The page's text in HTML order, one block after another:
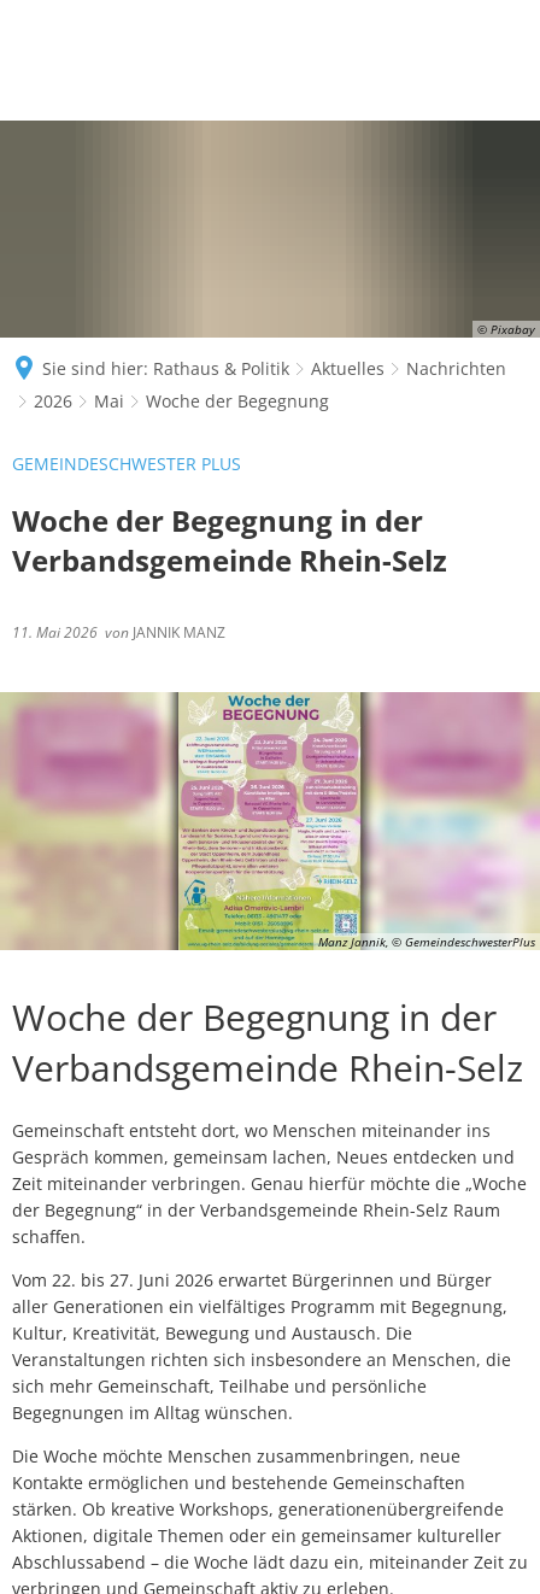
© Pixabay
Sie sind hier: Rathaus & Politik Aktuelles
Nachrichten
2026
Mai Woche der Begegnung
GEMEINDESCHWESTER PLUS
Woche der Begegnung in der
Verbandsgemeinde Rhein-Selz
11. Mai 2026 von JANNIK MANZ
Manz Jannik, © GemeindeschwesterPlus
Woche der Begegnung in der
Verbandsgemeinde Rhein-Selz
Gemeinschaft entsteht dort, wo Menschen miteinander ins
Gespräch kommen, gemeinsam lachen, Neues entdecken und
Zeit miteinander verbringen. Genau hierfür möchte die „Woche
der Begegnung“ in der Verbandsgemeinde Rhein-Selz Raum
schaffen.
Vom 22. bis 27. Juni 2026 erwartet Bürgerinnen und Bürger
aller Generationen ein vielfältiges Programm mit Begegnung,
Kultur, Kreativität, Bewegung und Austausch. Die
Veranstaltungen richten sich insbesondere an Menschen, die
sich mehr Gemeinschaft, Teilhabe und persönliche
Begegnungen im Alltag wünschen.
Die Woche möchte Menschen zusammenbringen, neue
Kontakte ermöglichen und bestehende Gemeinschaften
stärken. Ob kreative Workshops, generationenübergreifende
Aktionen, digitale Themen oder ein gemeinsamer kultureller
Abschlussabend – die Woche lädt dazu ein, miteinander Zeit zu
verbringen und Gemeinschaft aktiv zu erleben.